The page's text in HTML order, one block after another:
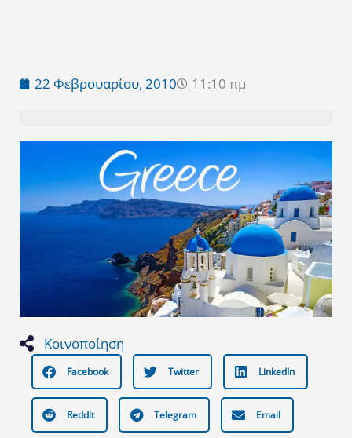
22 Φεβρουαρίου, 2010 11:10 πμ
Κοινοποίηση
Facebook Twitter LinkedIn
Reddit Telegram Email